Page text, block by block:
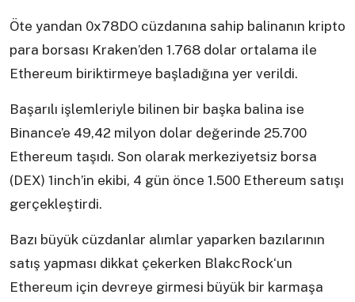
Öte yandan 0x78DO cüzdanına sahip balinanın kripto
para borsası Kraken’den 1.768 dolar ortalama ile
Ethereum biriktirmeye başladığına yer verildi.
Başarılı işlemleriyle bilinen bir başka balina ise
Binance’e 49,42 milyon dolar değerinde 25.700
Ethereum taşıdı. Son olarak merkeziyetsiz borsa
(DEX) 1inch’in ekibi, 4 gün önce 1.500 Ethereum satışı
gerçekleştirdi.
Bazı büyük cüzdanlar alımlar yaparken bazılarının
satış yapması dikkat çekerken BlakcRock‘un
Ethereum için devreye girmesi büyük bir karmaşa